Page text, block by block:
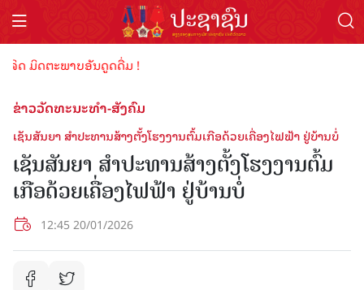
ດ ມິດຕະພາບອັນດູດດື່ມ !
ຂ່າວວັດທະນະທຳ-ສັງຄົມ
ເຊັນສັນຍາ ສໍາປະທານສ້າງຕັ້ງໂຮງງານຕົ້ມເກືອດ້ວຍເຄື່ອງໄຟຟ້າ ຢູ່ບ້ານບໍ່
ເຊັນສັນຍາ ສໍາປະທານສ້າງຕັ້ງໂຮງງານຕົ້ມ
ເກືອດ້ວຍເຄື່ອງໄຟຟ້າ ຢູ່ບ້ານບໍ່
12:45 20/01/2026